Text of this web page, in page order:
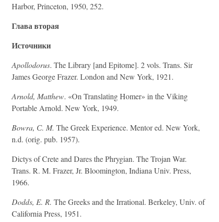
Harbor, Princeton, 1950, 252.
Глава вторая
Источники
Apollodorus. The Library [and Epitome]. 2 vols. Trans. Sir
James George Frazer. London and New York, 1921.
Arnold, Matthew. «On Translating Homer» in the Viking
Portable Arnold. New York, 1949.
Bowra, С. M. The Greek Experience. Mentor ed. New York,
n.d. (orig. pub. 1957).
Dictys of Crete and Dares the Phrygian. The Trojan War.
Trans. R. M. Frazer, Jr. Bloomington, Indiana Univ. Press,
1966.
Dodds, E. R. The Greeks and the Irrational. Berkeley, Univ. of
California Press, 1951.